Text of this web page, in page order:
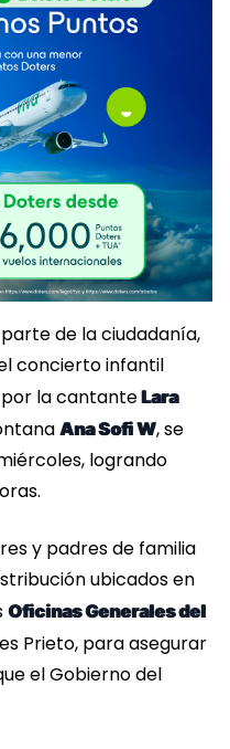
de la ciudadanía,
concierto infantil
por la cantanteLara
Ana Sofi W, se
logrando
y padres de familia
ubicados en
Oficinas Generales del
Prieto, para asegurar
el Gobierno del